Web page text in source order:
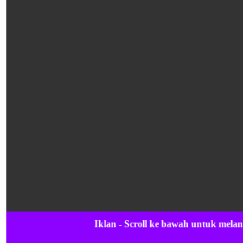
Iklan - Scroll ke bawah untuk